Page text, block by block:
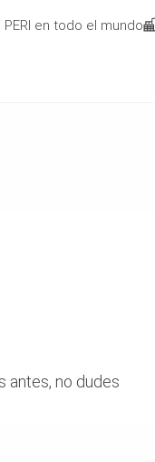
antes, no dudes
PERI en todo el mundo